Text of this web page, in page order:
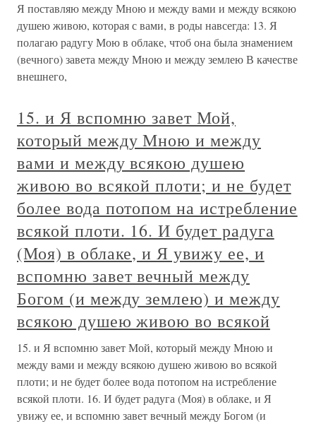
Я поставляю между Мною и между вами и между всякою
душею живою, которая с вами, в роды навсегда: 13. Я
полагаю радугу Мою в облаке, чтоб она была знамением
(вечного) завета между Мною и между землею В качестве
внешнего,
15. и Я вспомню завет Мой,
который между Мною и между
вами и между всякою душею
живою во всякой плоти; и не будет
более вода потопом на истребление
всякой плоти. 16. И будет радуга
(Моя) в облаке, и Я увижу ее, и
вспомню завет вечный между
Богом (и между землею) и между
всякою душею живою во всякой
15. и Я вспомню завет Мой, который между Мною и
между вами и между всякою душею живою во всякой
плоти; и не будет более вода потопом на истребление
всякой плоти. 16. И будет радуга (Моя) в облаке, и Я
увижу ее, и вспомню завет вечный между Богом (и